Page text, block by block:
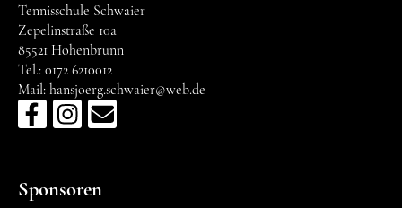
Tennisschule Schwaier
Zepelinstraße 10a
85521 Hohenbrunn
Tel.: 0172 6210012
Mail: hansjoerg.schwaier@web.de
Sponsoren